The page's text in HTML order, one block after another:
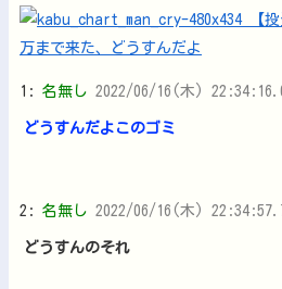
1: 名無し 2022/06/16(木)
どうすんだよこのゴミ
2: 名無し 2022/06/16(木)
どうすんのそれ